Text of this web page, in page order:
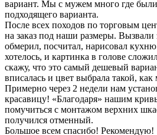
вариант. Мы с мужем много где
подходящего варианта.
После всех походов по торговым
на заказ под наши размеры. Вызвали
обмерил, посчитал, нарисовал
хотелось, и картинка в голове
скажу, что это самый дешевый
вписалась и цвет выбрала такой, как
Примерно через 2 недели нам
красавицу! «Благодаря» нашим
помучиться с монтажом верхних
получился отменный.
Большое всем спасибо! Рекомендую!